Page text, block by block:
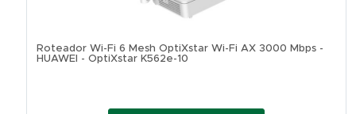
Roteador Wi-Fi 6 Mesh OptiXstar Wi-Fi AX 3000 Mbps -
HUAWEI - OptiXstar K562e-10